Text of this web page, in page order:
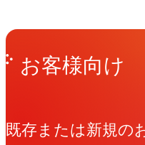
Get in Touch
お客様向け
既存または新規の